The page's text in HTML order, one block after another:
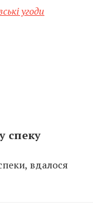
угоди
спеку
вдалося